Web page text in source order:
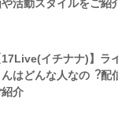
活動スタイルをご紹
17Live(イチナナ)】ラ
んはどんな人なの︖配
紹介